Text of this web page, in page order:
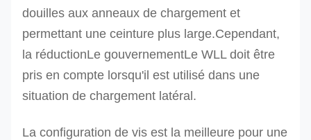
douilles aux anneaux de chargement et
permettant une ceinture plus large.Cependant,
la réductionLe gouvernementLe WLL doit être
pris en compte lorsqu'il est utilisé dans une
situation de chargement latéral.
La configuration de vis est la meilleure pour une